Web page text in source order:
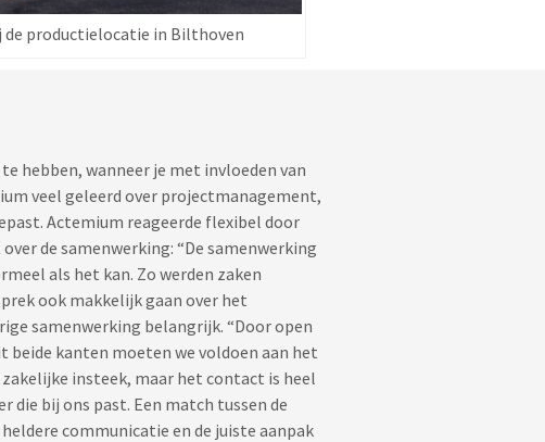
de productielocatie in Bilthoven
hebben, wanneer je met invloeden van
veel geleerd over projectmanagement,
Actemium reageerde flexibel door
de samenwerking: “De samenwerking
als het kan. Zo werden zaken
ook makkelijk gaan over het
samenwerking belangrijk. “Door open
kanten moeten we voldoen aan het
insteek, maar het contact is heel
die bij ons past. Een match tussen de
communicatie en de juiste aanpak